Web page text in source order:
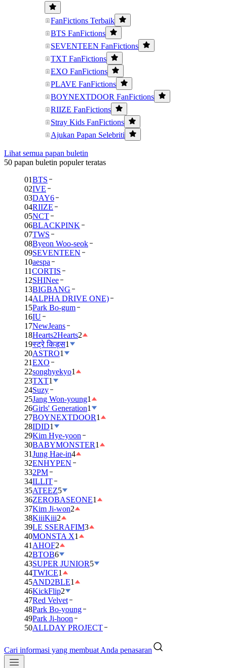
FanFictions Terbaik
BTS FanFictions
SEVENTEEN FanFictions
TXT FanFictions
EXO FanFictions
PLAVE FanFictions
BOYNEXTDOOR FanFictions
RIIZE FanFictions
Stray Kids FanFictions
Ajukan Papan Selebriti
Lihat semua papan buletin
50 papan buletin populer teratas
01BTS
02IVE
03DAY6
04RIIZE
05NCT
06BLACKPINK
07TWS
08Byeon Woo-seok
09SEVENTEEN
10aespa
11CORTIS
12SHINee
13BIGBANG
14ALPHA DRIVE ONE)
15Park Bo-gum
16IU
17NewJeans
18Hearts2Hearts2
19स्ट्रे किड्स1
20ASTRO1
21EXO
22songhyekyo1
23TXT1
24Suzy
25Jang Won-young1
26Girls' Generation1
27BOYNEXTDOOR1
28IDID1
29Kim Hye-yoon
30BABYMONSTER1
31Jung Hae-in4
32ENHYPEN
332PM
34ILLIT
35ATEEZ5
36ZEROBASEONE1
37Kim Ji-won2
38KiiiKiii2
39LE SSERAFIM3
40MONSTA X1
41 AHOF2
42BTOB6
43SUPER JUNIOR5
44TWICE1
45AND2BLE1
46KickFlip2
47Red Velvet
48Park Bo-young
49Park Ji-hoon
50ALLDAY PROJECT
Cari informasi yang membuat Anda penasaran